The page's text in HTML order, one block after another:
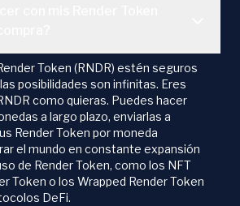
Token (RNDR) estén seguros
posibilidades son infinitas. Eres
como quieras. Puedes hacer
a largo plazo, enviarlas a
Render Token por moneda
el mundo en constante expansión
de Render Token, como los NFT
Token o los Wrapped Render Token
DeFi.